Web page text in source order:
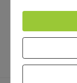
Dieser Beitrag